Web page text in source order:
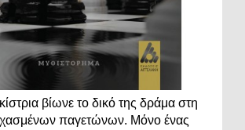
βίωνε το δικό της δράμα στη
παγετώνων. Μόνο ένας